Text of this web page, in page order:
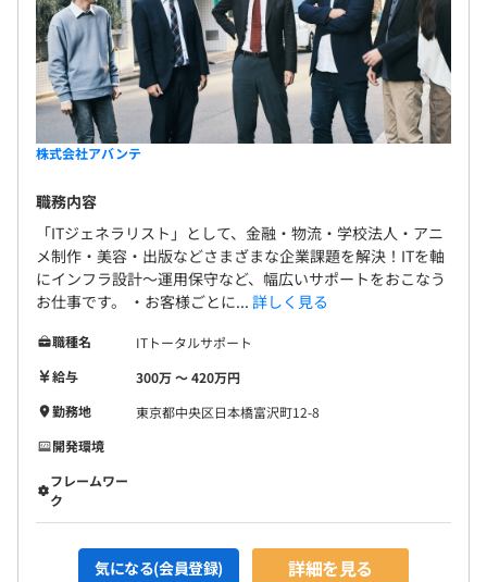
株式会社アバンテ
職務内容
「ITジェネラリスト」として、金融・物流・学校法人・アニ
メ制作・美容・出版などさまざまな企業課題を解決！ITを軸
にインフラ設計〜運用保守など、幅広いサポートをおこなう
お仕事です。 ・お客様ごとに... 詳しく見る
職種名
ITトータルサポート
給与
300万 〜 420万円
勤務地
東京都中央区日本橋富沢町12-8
開発環境
フレームワー
ク
気になる(会員登録) 詳細を見る